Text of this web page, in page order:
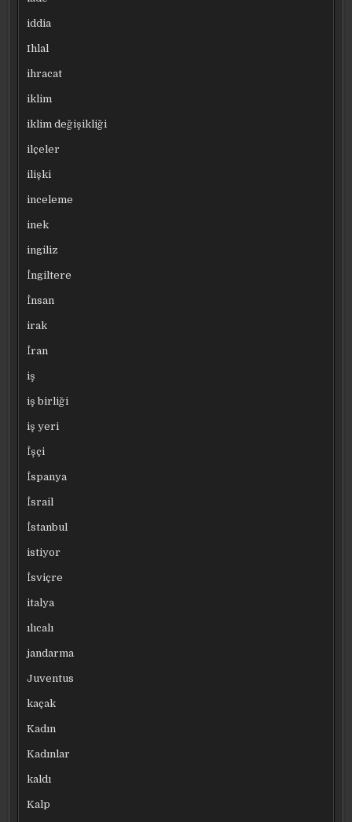
iddia
Ihlal
ihracat
iklim
iklim değişikliği
ilçeler
ilişki
inceleme
inek
ingiliz
İngiltere
İnsan
irak
İran
iş
iş birliği
iş yeri
İşçi
İspanya
İsrail
İstanbul
istiyor
İsviçre
italya
ılıcalı
jandarma
Juventus
kaçak
Kadın
Kadınlar
kaldı
Kalp